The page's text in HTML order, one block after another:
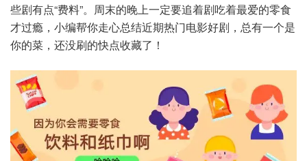
些剧有点“费料”。周末的晚上一定要追着剧吃着最爱的零食
才过瘾，小编帮你走心总结近期热门电影好剧，总有一个是
你的菜，还没刷的快点收藏了！